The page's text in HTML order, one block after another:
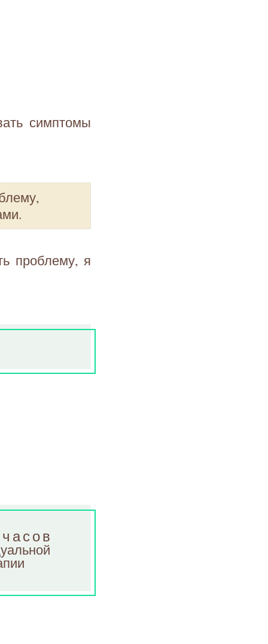
симптомы
проблему, я